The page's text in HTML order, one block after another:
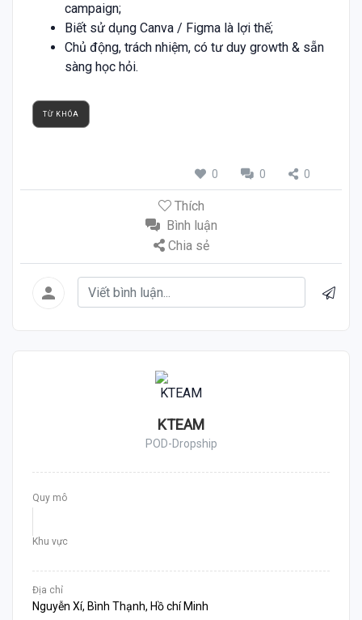
campaign;
Biết sử dụng Canva / Figma là lợi thế;
Chủ động, trách nhiệm, có tư duy growth & sẵn
sàng học hỏi.
TỪ KHÓA
0 0 0
Thích
Bình luận
Chia sẻ
KTEAM
POD-Dropship
Quy mô
Khu vực
Địa chỉ
Nguyễn Xí, Bình Thạnh, Hồ chí Minh